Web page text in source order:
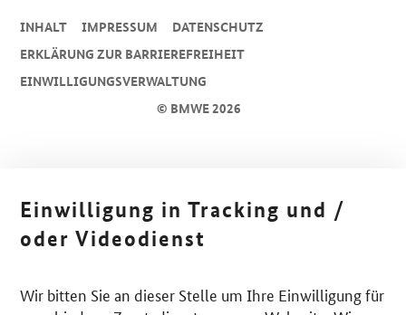
© BMWE 2026
INHALT IMPRESSUM
DA­TEN­SCHUTZ
ERKLÄRUNG ZUR BARRIEREFREIHEIT
EINWILLIGUNGSVERWALTUNG
Einwilligung in Tracking und /
oder Videodienst
Wir bitten Sie an dieser Stelle um Ihre Einwilligung für